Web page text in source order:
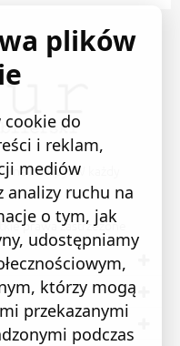
na zakupy. W każdy
prawa zastrzeżone
plików
cookie do
i reklam,
mediów
analizy ruchu na
o tym, jak
udostępniamy
którzy mogą
przekazanymi
podczas